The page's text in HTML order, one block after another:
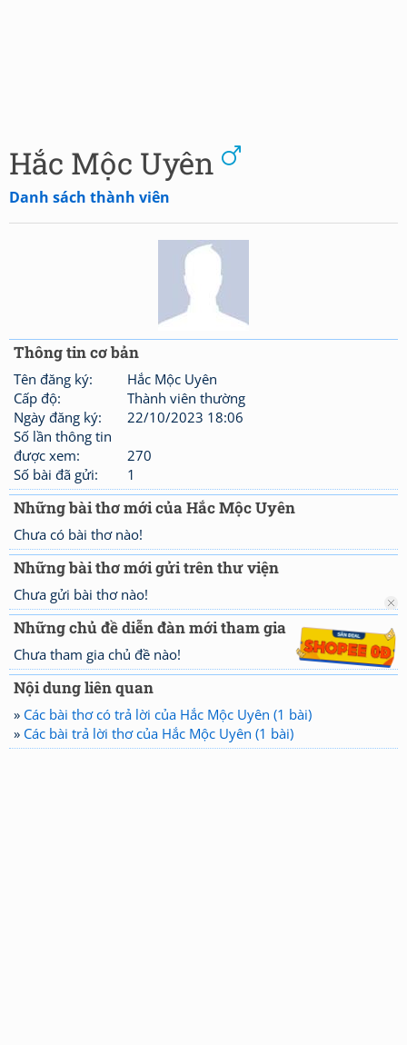
Hắc Mộc Uyên
Danh sách thành viên
Thông tin cơ bản
Tên đăng ký:
Hắc Mộc Uyên
Cấp độ:
Thành viên thường
Ngày đăng ký:
22/10/2023 18:06
Số lần thông tin
được xem:
270
Số bài đã gửi:
1
Những bài thơ mới của Hắc Mộc Uyên
Chưa có bài thơ nào!
Những bài thơ mới gửi trên thư viện
Chưa gửi bài thơ nào!
Những chủ đề diễn đàn mới tham gia
Chưa tham gia chủ đề nào!
Nội dung liên quan
» Các bài thơ có trả lời của Hắc Mộc Uyên (1 bài)
» Các bài trả lời thơ của Hắc Mộc Uyên (1 bài)